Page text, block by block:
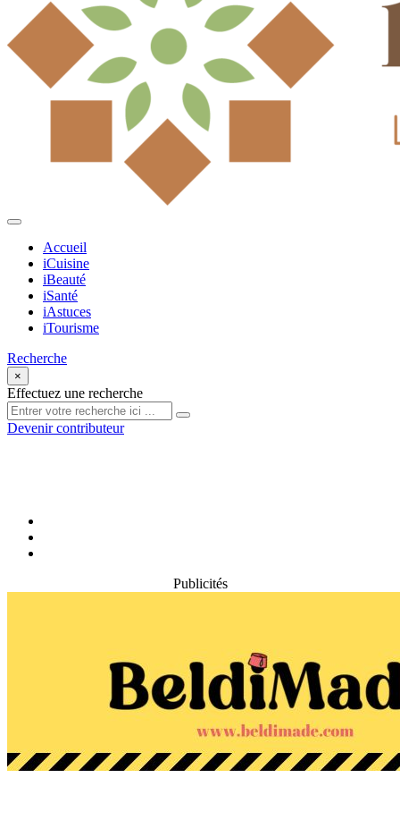
Accueil
iCuisine
iBeauté
iSanté
iAstuces
iTourisme
Recherche
×
Effectuez une recherche
Devenir contributeur
Publicités